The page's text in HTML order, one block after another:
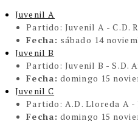
Juvenil A
Partido:Juvenil A - C.D.
Fecha: sábado 14
Juvenil B
Partido:Juvenil B - S.D.
Fecha: domingo 15
Juvenil C
Partido:A.D. Lloreda A -
Fecha: domingo 15